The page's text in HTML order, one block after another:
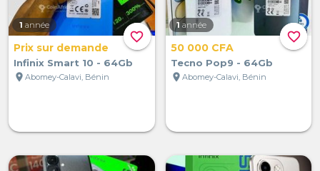
favorite_border
1 année
Prix sur demande
Infinix Smart 10 - 64Gb
location_on Abomey-Calavi, Bénin
favorite_border
1 année
50 000 CFA
Tecno Pop9 - 64Gb
location_on Abomey-Calavi, Bénin